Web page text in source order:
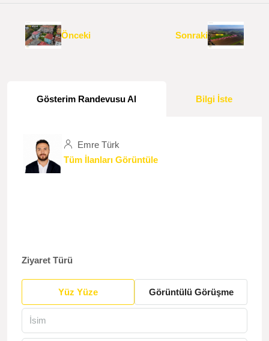
Önceki Sonraki
Gösterim Randevusu Al Bilgi İste
Emre Türk
Tüm İlanları Görüntüle
Ziyaret Türü
Yüz Yüze Görüntülü Görüşme